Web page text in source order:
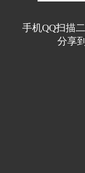
手机QQ扫描
分享